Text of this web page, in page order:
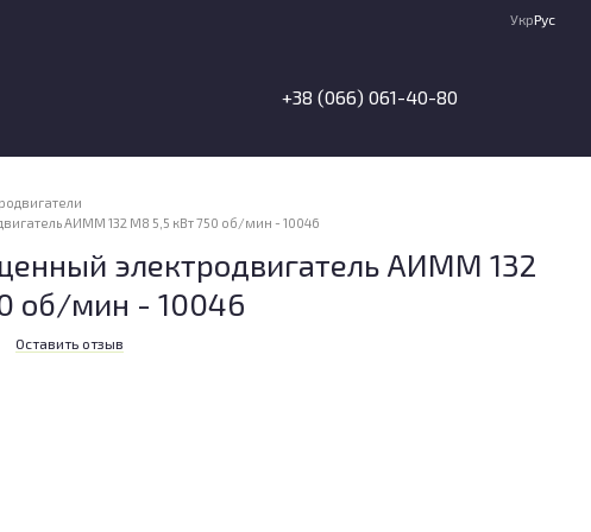
УкрРус
+38 (066) 061-40-80
АИММ 132 М8 5,5 кВт 750 об/мин - 10046
электродвигатель АИММ 132
об/мин - 10046
Оставить отзыв